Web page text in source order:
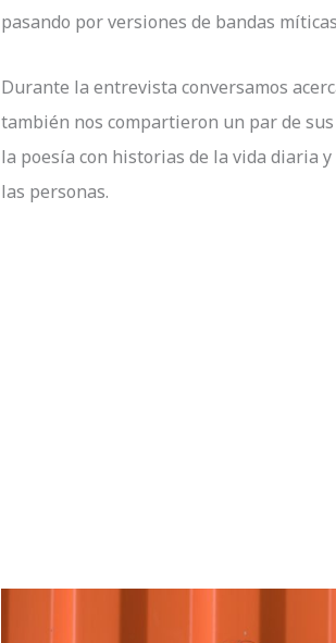
pasando por versiones de bandas
Durante la entrevista conversamos
también nos compartieron un par de
la poesía con historias de la vida diaria
las personas.